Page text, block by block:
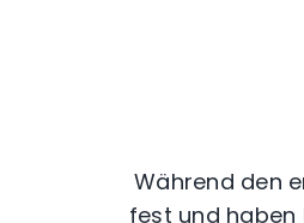
Während den
fest und haben